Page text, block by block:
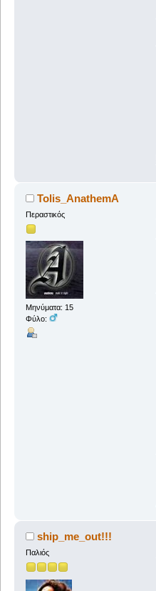
Tolis_AnathemA
Περαστικός
Μηνύματα: 15
Φύλο:
ship_me_out!!!
Παλιός